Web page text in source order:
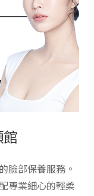
館
臉部保養服務。
專業細心的輕柔